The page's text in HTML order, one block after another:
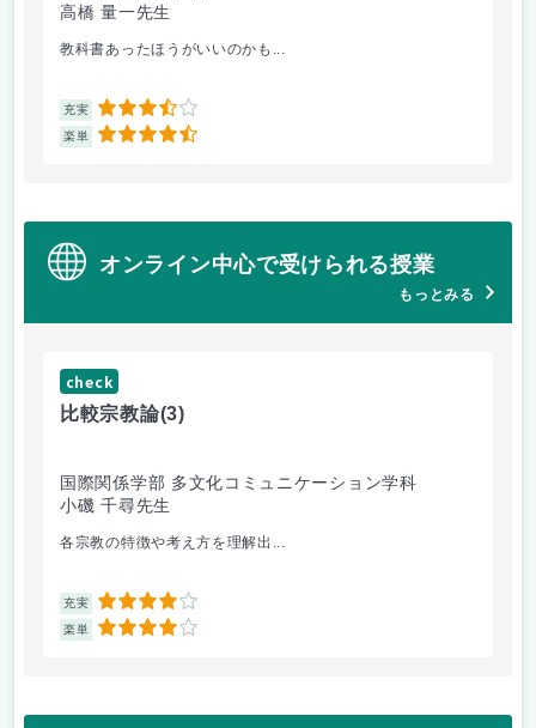
高橋 量一先生
教科書あったほうがいいのかも...
充実 3.5
楽単 4.5
オンライン中心で受けられる授業
もっとみる
check
比較宗教論(3)
国際関係学部 多文化コミュニケーション学科
小磯 千尋先生
各宗教の特徴や考え方を理解出...
充実 4
楽単 4